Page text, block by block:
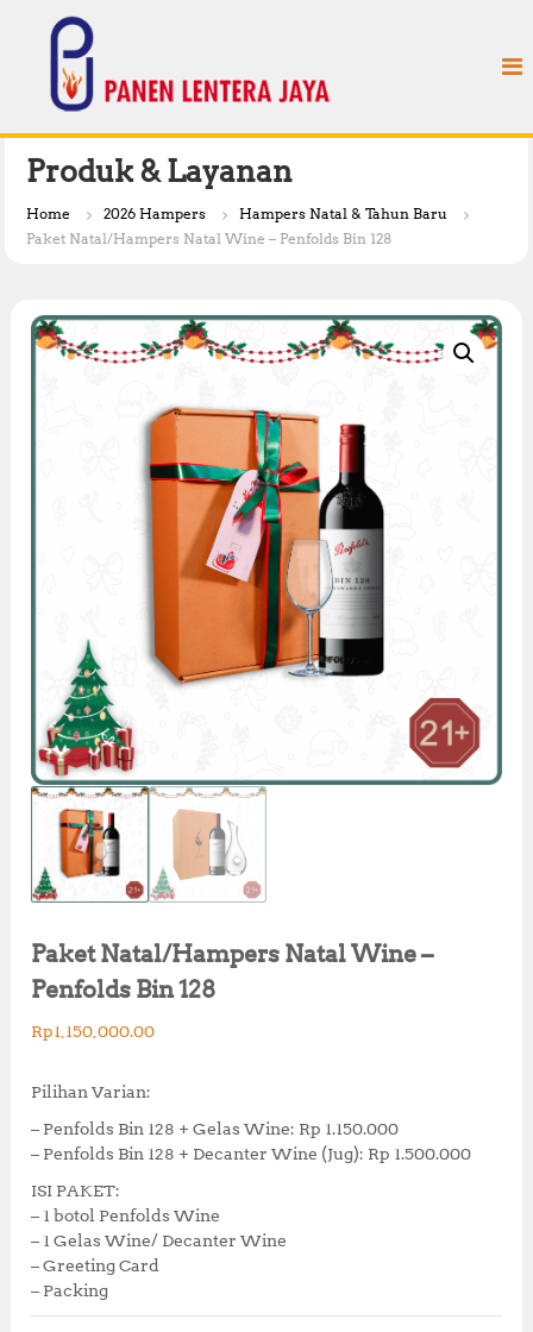
o
n
n
t
a
J
Produk & Layanan
Home 2026 Hampers
Hampers Natal & Tahun Baru
Paket Natal/Hampers Natal Wine – Penfolds Bin 128
Paket Natal/Hampers Natal Wine –
Penfolds Bin 128
Rp1,150,000.00
Pilihan Varian:
– Penfolds Bin 128 + Gelas Wine: Rp 1.150.000
– Penfolds Bin 128 + Decanter Wine (Jug): Rp 1.500.000
ISI PAKET:
– 1 botol Penfolds Wine
– 1 Gelas Wine/ Decanter Wine
– Greeting Card
– Packing